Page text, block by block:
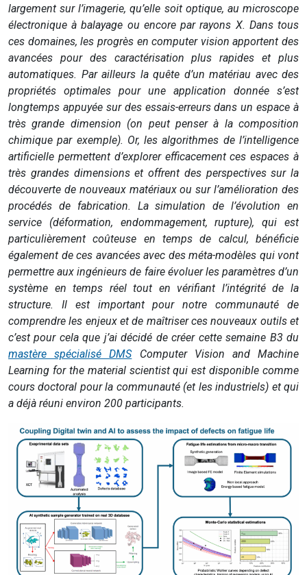
largement sur l’imagerie, qu’elle soit optique, au microscope
électronique à balayage ou encore par rayons X. Dans tous
ces domaines, les progrès en computer vision apportent des
avancées pour des caractérisation plus rapides et plus
automatiques. Par ailleurs la quête d’un matériau avec des
propriétés optimales pour une application donnée s’est
longtemps appuyée sur des essais-erreurs dans un espace à
très grande dimension (on peut penser à la composition
chimique par exemple). Or, les algorithmes de l’intelligence
artificielle permettent d’explorer efficacement ces espaces à
très grandes dimensions et offrent des perspectives sur la
découverte de nouveaux matériaux ou sur l’amélioration des
procédés de fabrication. La simulation de l’évolution en
service (déformation, endommagement, rupture), qui est
particulièrement coûteuse en temps de calcul, bénéficie
également de ces avancées avec des méta-modèles qui vont
permettre aux ingénieurs de faire évoluer les paramètres d’un
système en temps réel tout en vérifiant l’intégrité de la
structure. Il est important pour notre communauté de
comprendre les enjeux et de maîtriser ces nouveaux outils et
c’est pour cela que j’ai décidé de créer cette semaine B3 du
mastère spécialisé DMSComputer Vision and Machine
Learning for the material scientist qui est disponible comme
cours doctoral pour la communauté (et les industriels) et qui
a déjà réuni environ 200 participants.